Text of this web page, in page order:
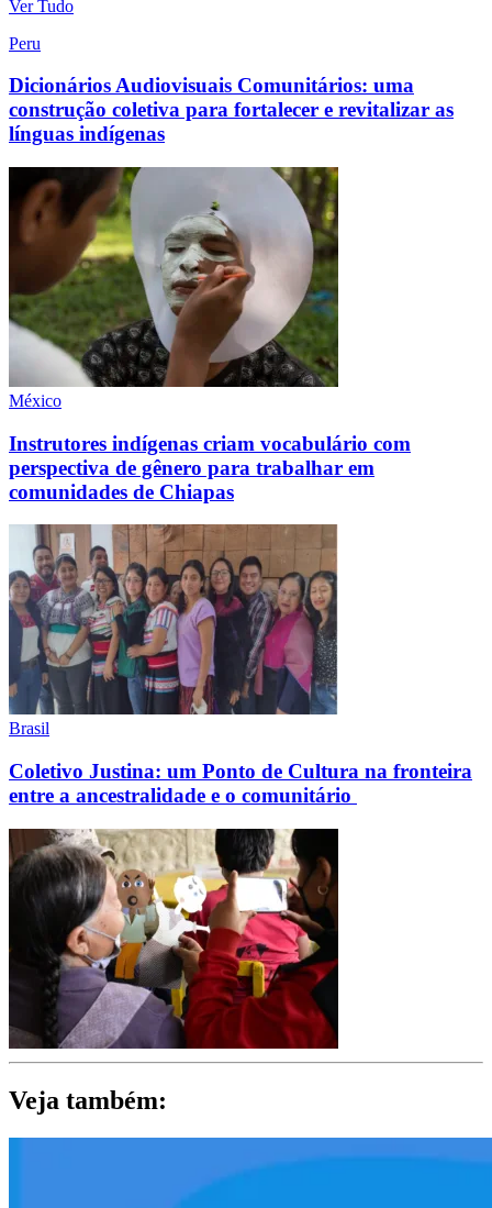
Ver Tudo
Peru
Dicionários Audiovisuais Comunitários: uma
construção coletiva para fortalecer e revitalizar as
línguas indígenas
México
Instrutores indígenas criam vocabulário com
perspectiva de gênero para trabalhar em
comunidades de Chiapas
Brasil
Coletivo Justina: um Ponto de Cultura na fronteira
entre a ancestralidade e o comunitário
Veja também: